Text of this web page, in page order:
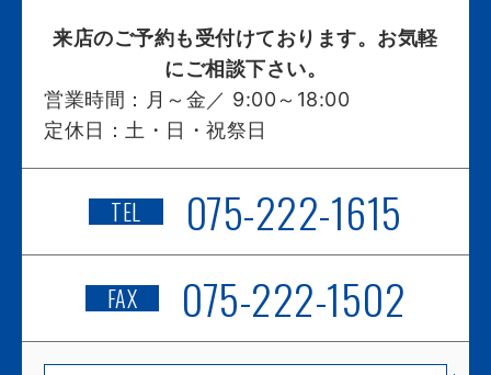
来店のご予約も受付けております。お気軽
にご相談下さい。
営業時間：
月～金／ 9:00～18:00
定休日： 土・日・祝祭日
TEL 075-222-1615
FAX 075-222-1502